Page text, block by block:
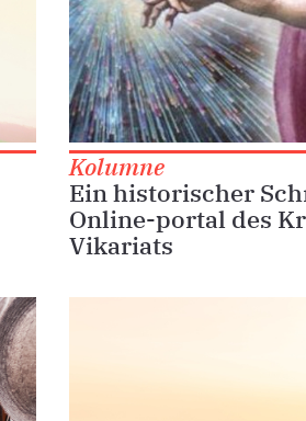
Kolumne
Ein historischer
Online-portal des
Vikariats